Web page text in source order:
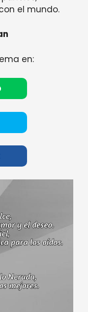
el mundo.
en: